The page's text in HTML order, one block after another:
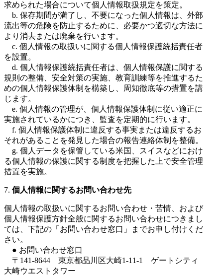
求められた場合について個人情報取扱規定を策定。
b. 保存期間が満了し、不要になった個人情報は、外部
流出等の危険を防止するために、必要かつ適切な方法に
より消去または廃棄を行います。
c. 個人情報の取扱いに関する個人情報保護統括責任者
を設置。
d. 個人情報保護統括責任者は、個人情報保護に関する
規則の整備、安全対策の実施、教育訓練等を推進するた
めの個人情報保護体制を構築し、周知徹底等の措置を講
じます。
e. 個人情報の管理が、個人情報保護体制に従い適正に
実施されているかにつき、監査を定期的に行います。
f. 個人情報保護体制に違反する事実または違反するお
それがあることを発見した場合の報告連絡体制を整備。
g. 個人データを保管している米国、スイスなどにおけ
る個人情報の保護に関する制度を把握した上で安全管理
措置を実施。
7. 個人情報に関するお問い合わせ先
個人情報の取扱いに関するお問い合わせ・苦情、および
個人情報保護方針全般に関するお問い合わせにつきまし
ては、下記の「お問い合わせ窓口」までお申し付けくだ
さい。
● お問い合わせ窓口
〒141-8644 東京都品川区大崎1-11-1 ゲートシティ
大崎ウエストタワー